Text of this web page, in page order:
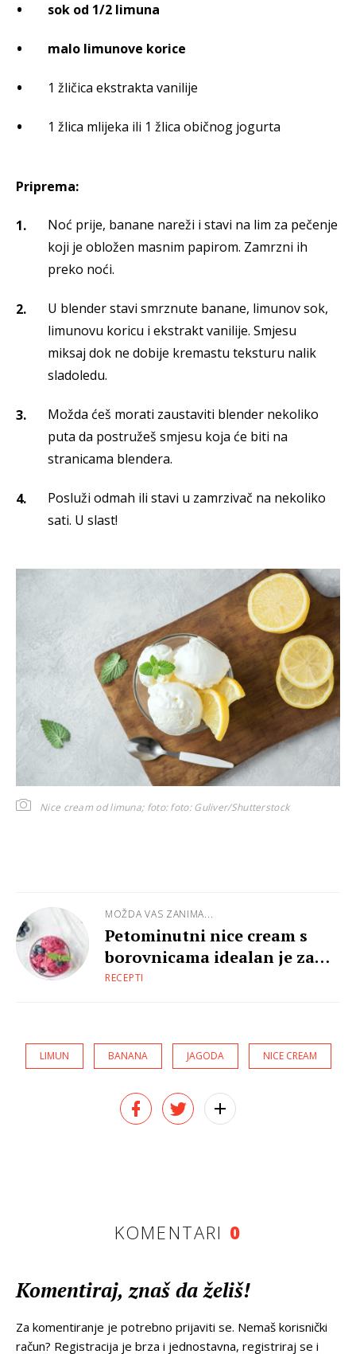
sok od 1/2 limuna
malo limunove korice
1 žličica ekstrakta vanilije
1 žlica mlijeka ili 1 žlica običnog jogurta
Priprema:
Noć prije, banane nareži i stavi na lim za pečenje
koji je obložen masnim papirom. Zamrzni ih
preko noći.
U blender stavi smrznute banane, limunov sok,
limunovu koricu i ekstrakt vanilije. Smjesu
miksaj dok ne dobije kremastu teksturu nalik
sladoledu.
Možda ćeš morati zaustaviti blender nekoliko
puta da postružeš smjesu koja će biti na
stranicama blendera.
Posluži odmah ili stavi u zamrzivač na nekoliko
sati. U slast!
Nice cream od limuna; foto:foto: Guliver/Shutterstock
MOŽDA VAS ZANIMA...
Petominutni nice cream s
borovnicama idealan je za
visoke temperature
RECEPTI
LIMUN BANANA JAGODA NICE CREAM
KOMENTARI 0
Komentiraj, znaš da želiš!
Za komentiranje je potrebno prijaviti se. Nemaš korisnički
račun? Registracija je brza i jednostavna, registriraj se i